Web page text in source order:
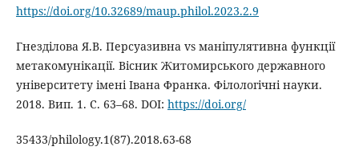
https://doi.org/10.32689/maup.philol.2023.2.9
Гнезділова Я.В. Персуазивна vs маніпулятивна функції
метакомунікації. Вісник Житомирського державного
університету імені Івана Франка. Філологічні науки.
2018. Вип. 1. С. 63–68. DOI: https://doi.org/
35433/philology.1(87).2018.63-68